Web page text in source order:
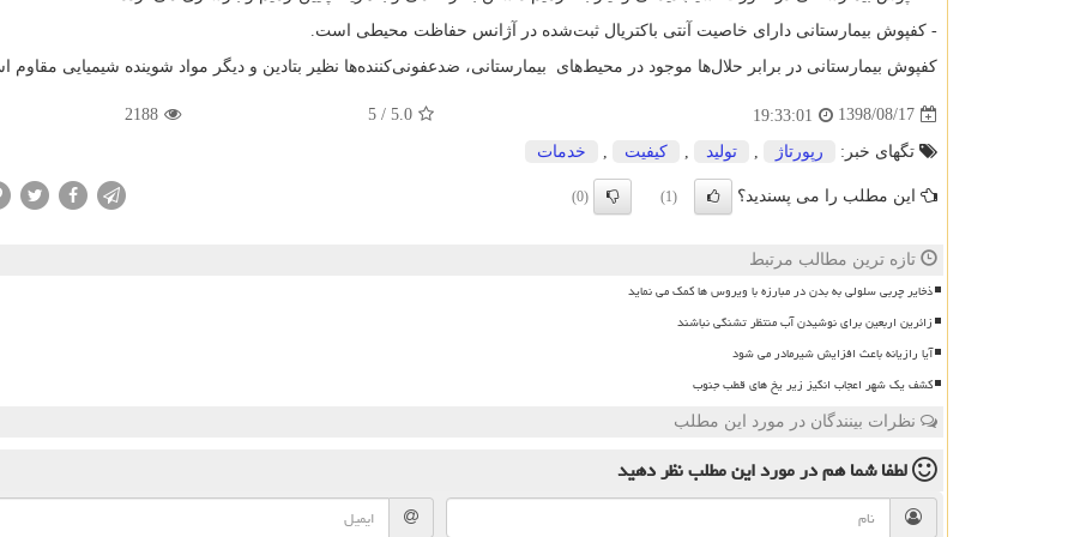
- کفپوش بیمارستانی دارای خاصیت آنتی باکتریال ثبت‌شده در آژانس حفاظت محیطی است.
کفپوش بیمارستانی در برابر حلال‌ها موجود در محیط‌های بیمارستانی، ضدعفونی‌کننده‌ها نظیر بتادین و دیگر مواد شوینده شیمیایی مقاوم
1398/08/17
19:33:01
5.0
/
5
2188
تگهای خبر: رپورتاژ , تولید , كیفیت , خدمات
این مطلب را می پسندید؟ (1)
(0)
تازه ترین مطالب مرتبط
ذخایر چربی سلولی به بدن در مبارزه با ویروس ها کمک می نماید
زائرین اربعین برای نوشیدن آب منتظر تشنگی نباشند
آیا رازیانه باعث افزایش شیرمادر می شود
کشف یک شهر اعجاب انگیز زیر یخ های قطب جنوب
نظرات بینندگان در مورد این مطلب
لطفا شما همدر مورد این مطلبنظر دهید